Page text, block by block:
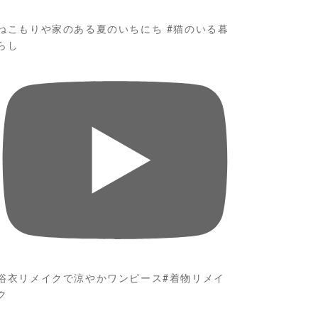
こもりや家のある夏のいちにち #猫のいる暮
し
衣リメイクで涼やかワンピース#着物リメイ